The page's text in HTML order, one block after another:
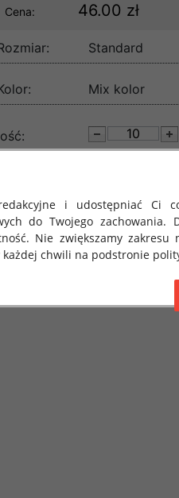
Cena: 46.00 zł
Standard
Mix kolor
i udostępniać Ci
do Twojego zachowania.
Nie zwiększamy zakresu
chwili na podstronie
Europejskiego i Rady
z przetwarzaniem danych
95/46/WE (określane jako
związku z tym chcielibyśmy
się to po dniu 25 maja
to wyrazisz zgodę na
wycofać . Pamiętaj, że